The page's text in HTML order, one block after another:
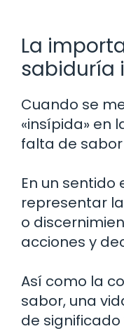
La
sabiduría
Cuando se
«insípida» en
falta de
En un sentido
representar
o
acciones y
Así como la
sabor, una
de